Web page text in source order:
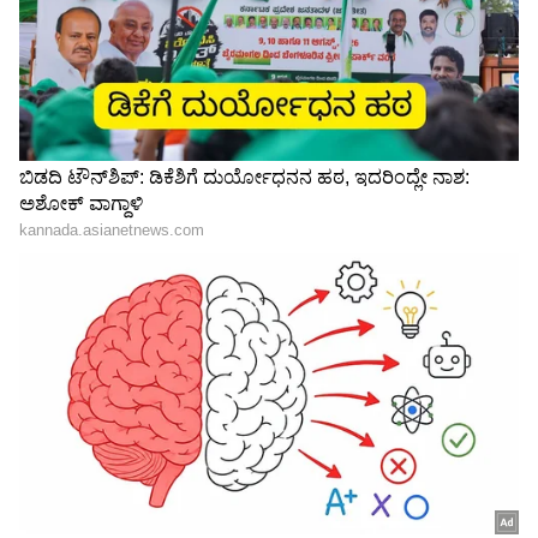
6
ಚರ್ಮದ ರಂಧ್ರಗಳು ಬ್ಲಾಕ್ ಆಗುತ್ತವೆ
ಮುಖವನ್ನು ತೊಳೆಯುವಾಗ ಸೋಪ್ ನಿಯಮಿತವಾಗಿ
ಬಳಸುವುದರಿಂದ ಚರ್ಮದ ರಂಧ್ರಗಳು ಬ್ಲಾಕ್‌ ಆಗುತ್ತವೆ.
ಸೋಪುಗಳು ಕೊಬ್ಬಿನಾಮ್ಲಗಳನ್ನು ಹೊಂದಿರುತ್ತವೆ, ಇದು
ಚರ್ಮದ ರಂಧ್ರಗಳಲ್ಲಿ ಸಂಗ್ರಹಗೊಳ್ಳುತ್ತದೆ. ಇದು ಚರ್ಮದ
ರಂಧ್ರಗಳನ್ನು ನಿರ್ಬಂಧಿಸುತ್ತದೆ. ಬ್ಲಾಕ್ ಹೆಡ್ ಗಳು, ಇನ್
ಫೆಕ್ಷನ್ ಗಳಂತಹ ಸಮಸ್ಯೆಗಳು ತ್ವಚೆಯ ರಂಧ್ರಗಳು ಬ್ಲಾಕ್
ಆಗುವುದರಿಂದ ಬರಲು ಶುರುವಾಗುತ್ತದೆ.